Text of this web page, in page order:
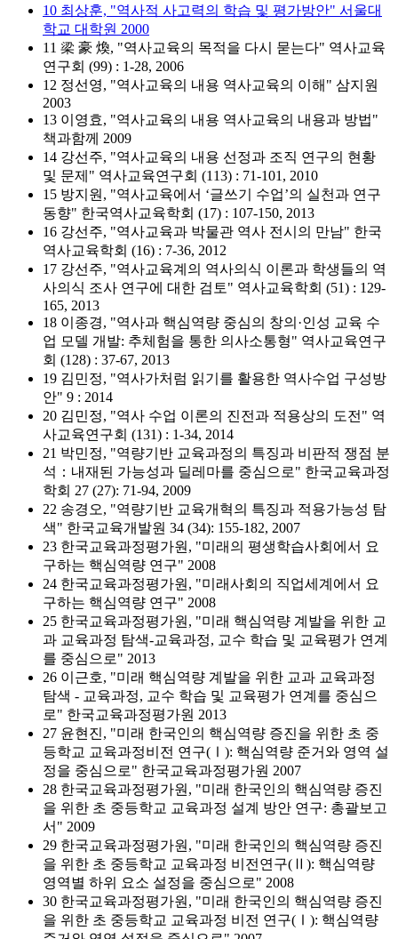
10 최상훈, "역사적 사고력의 학습 및 평가방안" 서울대
학교 대학원 2000
11 梁 豪 煥, "역사교육의 목적을 다시 묻는다" 역사교육
연구회 (99) : 1-28, 2006
12 정선영, "역사교육의 내용 역사교육의 이해" 삼지원
2003
13 이영효, "역사교육의 내용 역사교육의 내용과 방법"
책과함께 2009
14 강선주, "역사교육의 내용 선정과 조직 연구의 현황
및 문제" 역사교육연구회 (113) : 71-101, 2010
15 방지원, "역사교육에서 ‘글쓰기 수업’의 실천과 연구
동향" 한국역사교육학회 (17) : 107-150, 2013
16 강선주, "역사교육과 박물관 역사 전시의 만남" 한국
역사교육학회 (16) : 7-36, 2012
17 강선주, "역사교육계의 역사의식 이론과 학생들의 역
사의식 조사 연구에 대한 검토" 역사교육학회 (51) : 129-
165, 2013
18 이종경, "역사과 핵심역량 중심의 창의·인성 교육 수
업 모델 개발: 추체험을 통한 의사소통형" 역사교육연구
회 (128) : 37-67, 2013
19 김민정, "역사가처럼 읽기를 활용한 역사수업 구성방
안" 9 : 2014
20 김민정, "역사 수업 이론의 진전과 적용상의 도전" 역
사교육연구회 (131) : 1-34, 2014
21 박민정, "역량기반 교육과정의 특징과 비판적 쟁점 분
석：내재된 가능성과 딜레마를 중심으로" 한국교육과정
학회 27 (27): 71-94, 2009
22 송경오, "역량기반 교육개혁의 특징과 적용가능성 탐
색" 한국교육개발원 34 (34): 155-182, 2007
23 한국교육과정평가원, "미래의 평생학습사회에서 요
구하는 핵심역량 연구" 2008
24 한국교육과정평가원, "미래사회의 직업세계에서 요
구하는 핵심역량 연구" 2008
25 한국교육과정평가원, "미래 핵심역량 계발을 위한 교
과 교육과정 탐색-교육과정, 교수 학습 및 교육평가 연계
를 중심으로" 2013
26 이근호, "미래 핵심역량 계발을 위한 교과 교육과정
탐색 - 교육과정, 교수 학습 및 교육평가 연계를 중심으
로" 한국교육과정평가원 2013
27 윤현진, "미래 한국인의 핵심역량 증진을 위한 초 중
등학교 교육과정비전 연구(Ⅰ): 핵심역량 준거와 영역 설
정을 중심으로" 한국교육과정평가원 2007
28 한국교육과정평가원, "미래 한국인의 핵심역량 증진
을 위한 초 중등학교 교육과정 설계 방안 연구: 총괄보고
서" 2009
29 한국교육과정평가원, "미래 한국인의 핵심역량 증진
을 위한 초 중등학교 교육과정 비전연구(Ⅱ): 핵심역량
영역별 하위 요소 설정을 중심으로" 2008
30 한국교육과정평가원, "미래 한국인의 핵심역량 증진
을 위한 초 중등학교 교육과정 비전 연구(Ⅰ): 핵심역량